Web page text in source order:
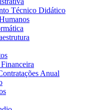
Técnico Didático
Anual